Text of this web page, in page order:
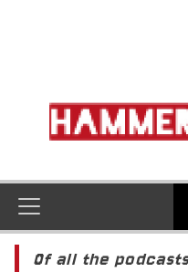
Of all the